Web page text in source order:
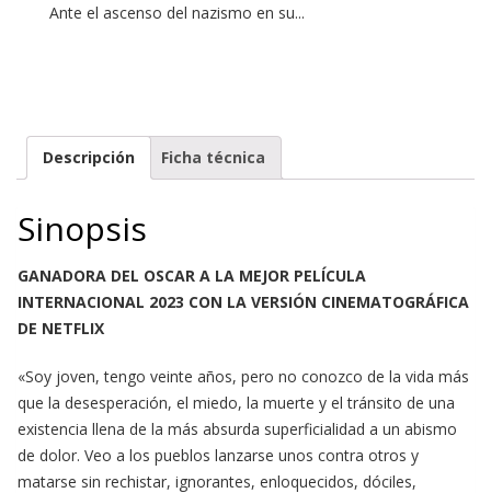
Ante el ascenso del nazismo en su...
Descripción Ficha técnica
Sinopsis
GANADORA DEL OSCAR A LA MEJOR PELÍCULA
INTERNACIONAL 2023 CON LA VERSIÓN CINEMATOGRÁFICA
DE NETFLIX
«Soy joven, tengo veinte años, pero no conozco de la vida más
que la desesperación, el miedo, la muerte y el tránsito de una
existencia llena de la más absurda superficialidad a un abismo
de dolor. Veo a los pueblos lanzarse unos contra otros y
matarse sin rechistar, ignorantes, enloquecidos, dóciles,